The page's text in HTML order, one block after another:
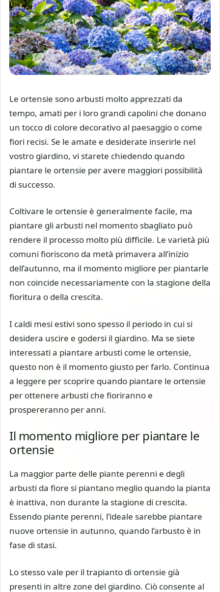
Le ortensie sono arbusti molto apprezzati da
tempo, amati per i loro grandi capolini che donano
un tocco di colore decorativo al paesaggio o come
fiori recisi. Se le amate e desiderate inserirle nel
vostro giardino, vi starete chiedendo quando
piantare le ortensie per avere maggiori possibilità
di successo.
Coltivare le ortensie è generalmente facile, ma
piantare gli arbusti nel momento sbagliato può
rendere il processo molto più difficile. Le varietà più
comuni fioriscono da metà primavera all’inizio
dell’autunno, ma il momento migliore per piantarle
non coincide necessariamente con la stagione della
fioritura o della crescita.
I caldi mesi estivi sono spesso il periodo in cui si
desidera uscire e godersi il giardino. Ma se siete
interessati a piantare arbusti come le ortensie,
questo non è il momento giusto per farlo. Continua
a leggere per scoprire quando piantare le ortensie
per ottenere arbusti che fioriranno e
prospereranno per anni.
Il momento migliore per piantare le
ortensie
La maggior parte delle piante perenni e degli
arbusti da fiore si piantano meglio quando la pianta
è inattiva, non durante la stagione di crescita.
Essendo piante perenni, l’ideale sarebbe piantare
nuove ortensie in autunno, quando l’arbusto è in
fase di stasi.
Lo stesso vale per il trapianto di ortensie già
presenti in altre zone del giardino. Ciò consente al